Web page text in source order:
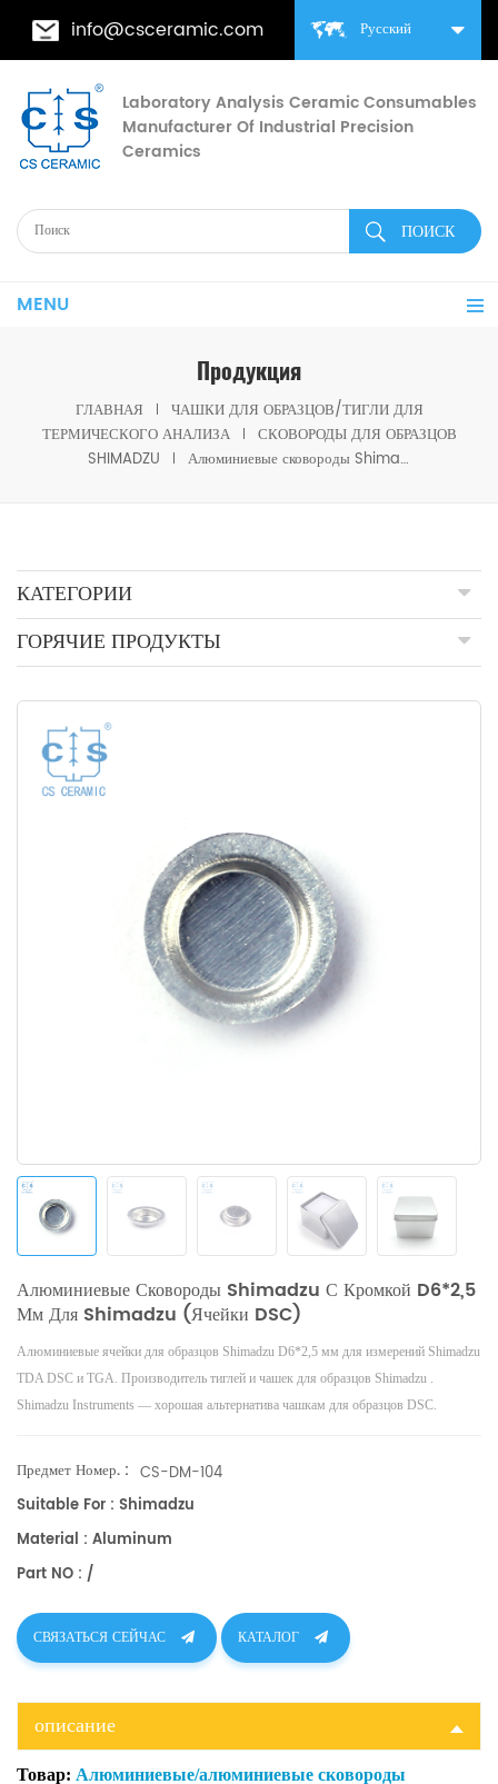
Русский
info@csceramic.com
Laboratory Analysis Ceramic Consumables
Manufacturer Of Industrial Precision
Ceramics
MENU
Продукция
ГЛАВНАЯ
ЧАШКИ ДЛЯ ОБРАЗЦОВ/ТИГЛИ ДЛЯ
ТЕРМИЧЕСКОГО АНАЛИЗА
СКОВОРОДЫ ДЛЯ ОБРАЗЦОВ
SHIMADZU
Алюминиевые сковороды Shimadzu с кромкой D6*2,5 мм для Shimadzu (ячейки DSC)
КАТЕГОРИИ
ГОРЯЧИЕ ПРОДУКТЫ
Алюминиевые Сковороды Shimadzu С Кромкой D6*2,5
Мм Для Shimadzu (ячейки DSC)
Алюминиевые ячейки для образцов Shimadzu D6*2,5 мм для измерений Shimadzu
TDA DSC и TGA. Производитель тиглей и чашек для образцов Shimadzu .
Shimadzu Instruments — хорошая альтернатива чашкам для образцов DSC.
Предмет Номер. : CS-DM-104
Suitable For : Shimadzu
Material : Aluminum
Part NO : /
СВЯЗАТЬСЯ СЕЙЧАС КАТАЛОГ
описание
Товар: Алюминиевые/алюминиевые сковороды